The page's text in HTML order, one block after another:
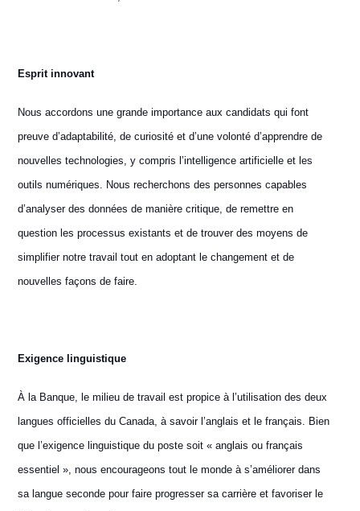
Esprit innovant
Nous accordons une grande importance aux candidats qui font
preuve d’adaptabilité, de curiosité et d’une volonté d’apprendre de
nouvelles technologies, y compris l’intelligence artificielle et les
outils numériques. Nous recherchons des personnes capables
d’analyser des données de manière critique, de remettre en
question les processus existants et de trouver des moyens de
simplifier notre travail tout en adoptant le changement et de
nouvelles façons de faire.
Exigence linguistique
À la Banque, le milieu de travail est propice à l’utilisation des deux
langues officielles du Canada, à savoir l’anglais et le français. Bien
que l’exigence linguistique du poste soit « anglais ou français
essentiel », nous encourageons tout le monde à s’améliorer dans
sa langue seconde pour faire progresser sa carrière et favoriser le